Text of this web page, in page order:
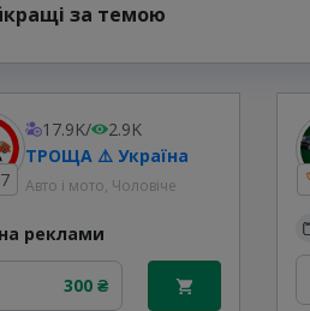
за темою
17.9K/
2.9K
ТРОЩА ⚠️ Україна
Авто і мото, Чоловіче
реклами
300 ₴